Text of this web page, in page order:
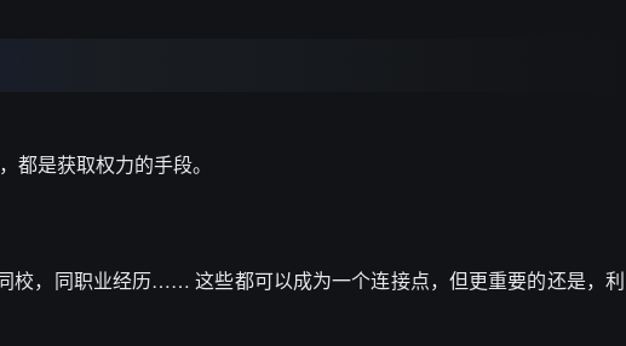
都是获取权力的手段。
校，同职业经历…… 这些都可以成为一个连接点，但更重要的还是，利